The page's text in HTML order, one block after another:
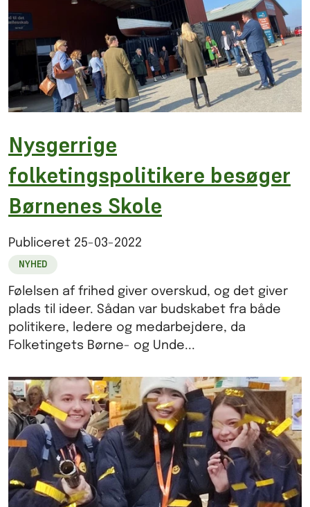
Nysgerrige
folketingspolitikere besøger
Børnenes Skole
Publiceret 25-03-2022
NYHED
Følelsen af frihed giver overskud, og det giver
plads til ideer. Sådan var budskabet fra både
politikere, ledere og medarbejdere, da
Folketingets Børne- og Unde...